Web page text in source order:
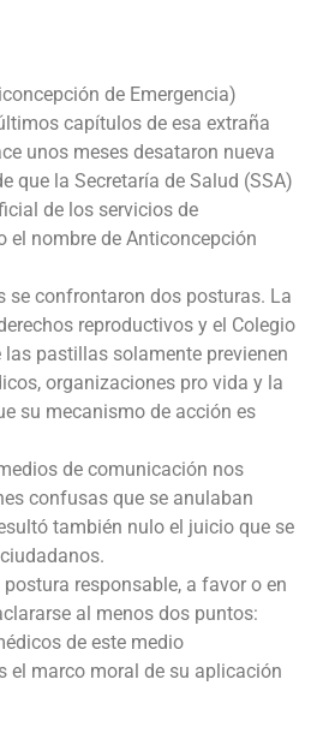
de Emergencia)
capítulos de esa extraña
unos meses desataron nueva
que la Secretaría de Salud (SSA)
de los servicios de
nombre de Anticoncepción
se confrontaron dos posturas. La
reproductivos y el Colegio
pastillas solamente previenen
organizaciones pro vida y la
su mecanismo de acción es
de comunicación nos
confusas que se anulaban
también nulo el juicio que se
responsable, a favor o en
al menos dos puntos:
de este medio
el marco moral de su aplicación